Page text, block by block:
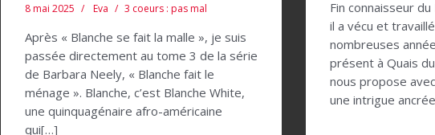
8 mai 2025 Eva 3 coeurs : pas mal
Après « Blanche se fait la malle », je suis
passée directement au tome 3 de la série
de Barbara Neely, « Blanche fait le
ménage ». Blanche, c’est Blanche White,
une quinquagénaire afro-américaine
qui[…]
Fin connaisseur
il a vécu et
nombreuses
présent à Quais
nous propose
une intrigue